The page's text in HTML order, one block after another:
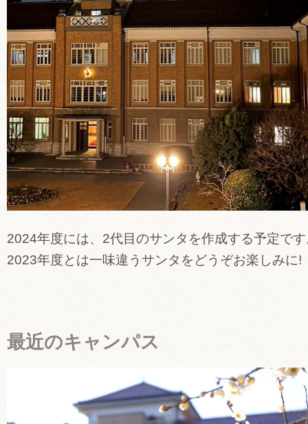
2024年度には、2代目のサンタを作成する予定で
2023年度とは一味違うサンタをどうぞお楽しみに!
最近のキャンパス